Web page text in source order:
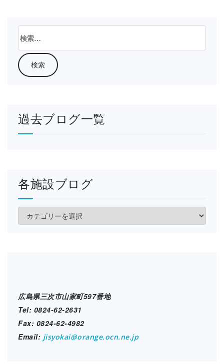
検
索:
過去ブログ一覧
各施設ブログ
各
広島県三次市山家町597番地
Tel: 0824-62-2631
Fax: 0824-62-4982
Email: jisyokai@orange.ocn.ne.jp